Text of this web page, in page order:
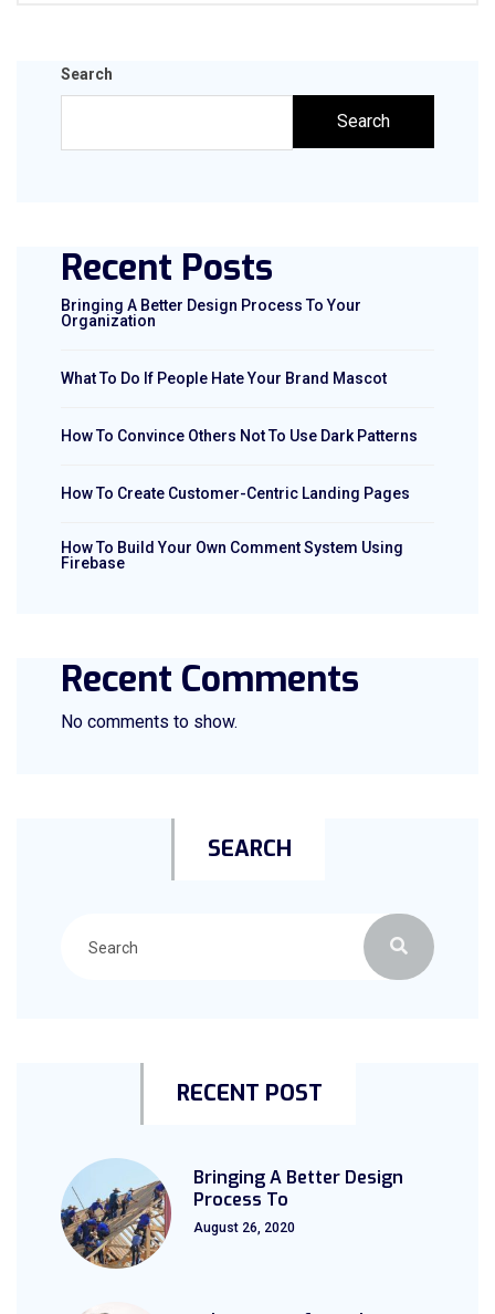
Search
Search
Recent Posts
Bringing A Better Design Process To Your
Organization
What To Do If People Hate Your Brand Mascot
How To Convince Others Not To Use Dark Patterns
How To Create Customer-Centric Landing Pages
How To Build Your Own Comment System Using
Firebase
Recent Comments
No comments to show.
SEARCH
RECENT POST
Bringing A Better Design
Process To
August 26, 2020